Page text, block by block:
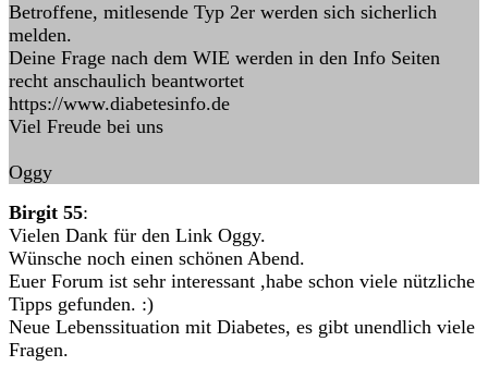
Betroffene, mitlesende Typ 2er werden sich sicherlich
melden.
Deine Frage nach dem WIE werden in den Info Seiten
recht anschaulich beantwortet
https://www.diabetesinfo.de
Viel Freude bei uns
Oggy
Birgit 55:
Vielen Dank für den Link Oggy.
Wünsche noch einen schönen Abend.
Euer Forum ist sehr interessant ,habe schon viele nützliche
Tipps gefunden. :)
Neue Lebenssituation mit Diabetes, es gibt unendlich viele
Fragen.